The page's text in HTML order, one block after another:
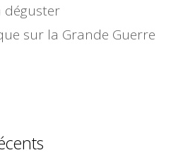
déguster
sur la Grande Guerre